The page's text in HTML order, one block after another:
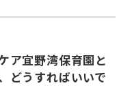
ア宜野湾保育園と
どうすればいいで